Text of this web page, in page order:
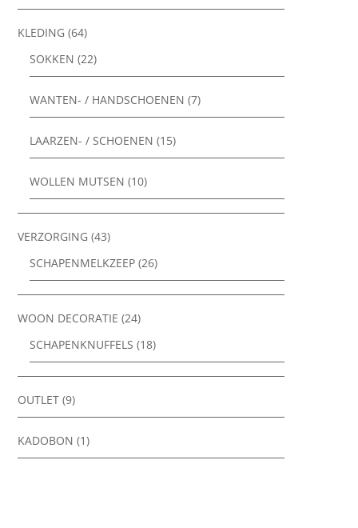
KLEDING (64)
SOKKEN (22)
WANTEN- / HANDSCHOENEN (7)
LAARZEN- / SCHOENEN (15)
WOLLEN MUTSEN (10)
VERZORGING (43)
SCHAPENMELKZEEP (26)
WOON DECORATIE (24)
SCHAPENKNUFFELS (18)
OUTLET (9)
KADOBON (1)